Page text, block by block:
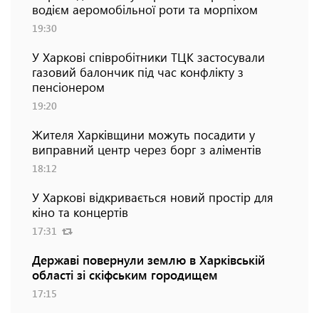
водієм аеромобільної роти та морпіхом
19:30
У Харкові співробітники ТЦК застосували
газовий балончик під час конфлікту з
пенсіонером
19:20
Жителя Харківщини можуть посадити у
виправний центр через борг з аліментів
18:12
У Харкові відкривається новий простір для
кіно та концертів
17:31
Державі повернули землю в Харківській
області зі скіфським городищем
17:15